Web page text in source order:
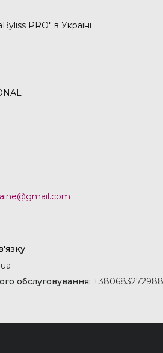
PRO" в Україні
обслуговування